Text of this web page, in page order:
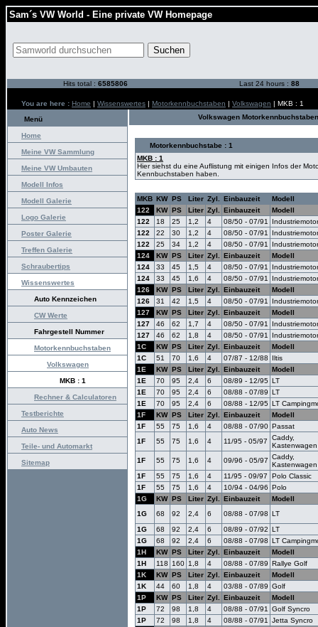
Sam´s VW World - Eine private VW Homepage
Hits total : 6585806 Last 24 hours : 88
You are here : Home | Wissenswertes | Motorkennbuchstaben | Volkswagen | MKB : 1
Menü
Home
Meine VW Sammlung
Meine VW Umbauten
Modell Infos
Modell Galerie
Logo Galerie
Poster Galerie
Treffen Galerie
Schraubertips
Wissenswertes
Auto Kennzeichen
CW Werte
Fahrgestell Nummer
Motorkennbuchstaben
Volkswagen
MKB : 1
Rechner & Calculatoren
Testberichte
Auto News
Teile- und Automarkt
Sitemap
Volkswagen
Motorkennbuchstabe : 1
MKB : 1
Hier siehst du eine Auflistung mit einigen Infos der
Kennbuchstaben haben.
MKB KW PS Liter Zyl. Einbauzeit
Modell
122
KW PS Liter Zyl. Einbauzeit
Modell
122
18 25 1,2 4 08/50 - 07/91
Industriemotor
122
22 30 1,2 4 08/50 - 07/91
Industriemotor
122
25 34 1,2 4 08/50 - 07/91
Industriemotor
124
KW PS Liter Zyl. Einbauzeit
Modell
124
33 45 1,5 4 08/50 - 07/91
Industriemotor
124
33 45 1,6 4 08/50 - 07/91
Industriemotor
126
KW PS Liter Zyl. Einbauzeit
Modell
126
31 42 1,5 4 08/50 - 07/91
Industriemotor
127
KW PS Liter Zyl. Einbauzeit
Modell
127
46 62 1,7 4 08/50 - 07/91
Industriemotor
127
46 62 1,8 4 08/50 - 07/91
Industriemotor
1C
KW PS Liter Zyl. Einbauzeit
Modell
1C
51 70 1,6 4 07/87 - 12/88
Iltis
1E
KW PS Liter Zyl. Einbauzeit
Modell
1E
70 95 2,4 6 08/89 - 12/95 LT
1E
70 95 2,4 6 08/88 - 07/89 LT
1E
70 95 2,4 6 08/88 - 12/95 LT
1F
KW PS Liter Zyl. Einbauzeit
Modell
1F
55 75 1,6 4 08/88 - 07/90 Passat
1F
55 75 1,6 4 11/95 - 05/97
Caddy,
Kastenwagen
1F
55 75 1,6 4 09/96 - 05/97 Caddy,
Kastenwagen
1F
55 75 1,6 4 11/95 - 09/97
Polo Classic
1F
55 75 1,6 4 10/94 - 04/96 Polo
1G
KW PS Liter Zyl. Einbauzeit
Modell
1G
68 92 2,4 6 08/88 - 07/98 LT
1G
68 92 2,4 6 08/89 - 07/92 LT
1G
68 92 2,4 6 08/88 - 07/98 LT
1H
KW PS Liter Zyl. Einbauzeit
Modell
1H
118 160 1,8 4 08/88 - 07/89 Rallye Golf
1K
KW PS Liter Zyl. Einbauzeit
Modell
1K
44 60 1,8 4 03/88 - 07/89 Golf
1P
KW PS Liter Zyl. Einbauzeit
Modell
1P
72 98 1,8 4 08/88 - 07/91
Golf Syncro
1P
72 98 1,8 4 08/88 - 07/91
Jetta Syncro